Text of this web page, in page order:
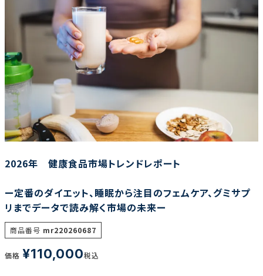
カテゴリで選ぶ
調査の種類で選ぶ
リセット
2026年 健康食品市場トレンドレポート
ー定番のダイエット、睡眠から注目のフェムケア、グミサプ
リまでデータで読み解く市場の未来ー
商品番号 mr220260687
価格 ¥110,000税込